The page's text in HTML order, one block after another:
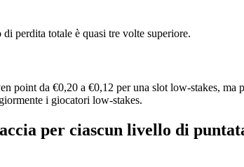
perdita totale è quasi tre volte superiore.
point da €0,20 a €0,12 per una slot low‑stakes,
i giocatori low‑stakes.
per ciascun livello di